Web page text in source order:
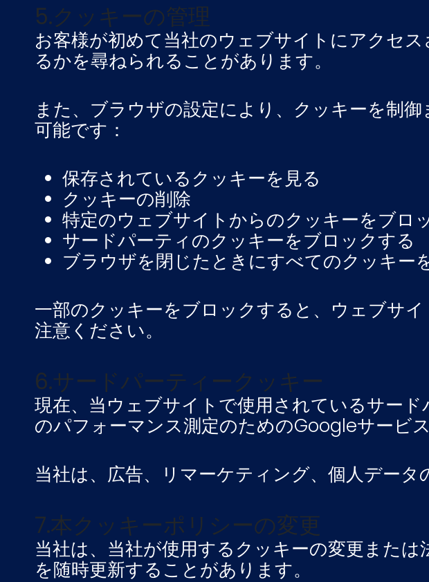
5.クッキーの管理
お客様が初めて当社のウェブサイトにアクセ
るかを尋ねられることがあります。
また、ブラウザの設定により、クッキーを制
可能です：
保存されているクッキーを見る
クッキーの削除
特定のウェブサイトからのクッキーをブロ
サードパーティのクッキーをブロックする
ブラウザを閉じたときにすべてのクッキー
一部のクッキーをブロックすると、ウェブサ
注意ください。
6.サードパーティークッキー
現在、当ウェブサイトで使用されているサー
のパフォーマンス測定のためのGoogleサービ
当社は、広告、リマーケティング、個人データ
7.本クッキーポリシーの変更
当社は、当社が使用するクッキーの変更また
を随時更新することがあります。